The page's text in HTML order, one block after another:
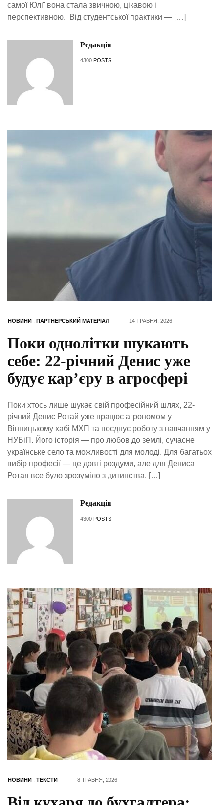
самої Юлії вона стала звичною, цікавою і
перспективною. Від студентської практики — […]
Редакція
4300 POSTS
НОВИНИ ПАРТНЕРСЬКИЙ МАТЕРІАЛ 14 ТРАВНЯ, 2026
Поки однолітки шукають
себе: 22-річний Денис уже
будує кар’єру в агросфері
Поки хтось лише шукає свій професійний шлях, 22-
річний Денис Ротай уже працює агрономом у
Вінницькому хабі МХП та поєднує роботу з навчанням у
НУБіП. Його історія — про любов до землі, сучасне
українське село та можливості для молоді. Для багатьох
вибір професії — це довгі роздуми, але для Дениса
Ротая все було зрозуміло з дитинства. […]
Редакція
4300 POSTS
НОВИНИ ТЕКСТИ 8 ТРАВНЯ, 2026